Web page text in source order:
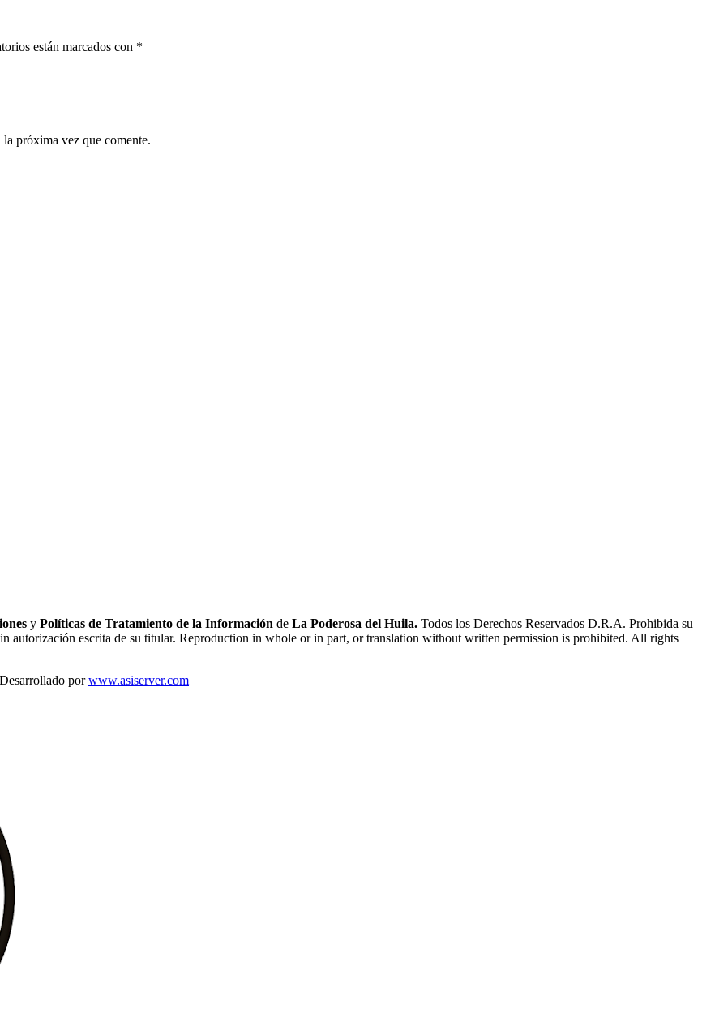
están marcados con *
próxima vez que comente.
y Políticas de Tratamiento de la Información de La Poderosa del Huila. Todos los Derechos Reservados D.R.A. Prohibida su
autorización escrita de su titular. Reproduction in whole or in part, or translation without written permission is prohibited. All rights
porwww.asiserver.com